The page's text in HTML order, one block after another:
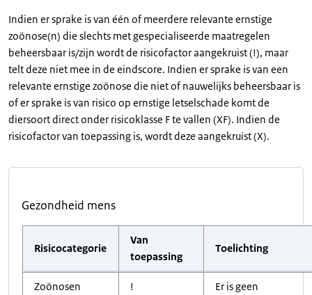
Indien er sprake is van één of meerdere relevante ernstige
zoönose(n) die slechts met gespecialiseerde maatregelen
beheersbaar is/zijn wordt de risicofactor aangekruist (!), maar
telt deze niet mee in de eindscore. Indien er sprake is van een
relevante ernstige zoönose die niet of nauwelijks beheersbaar is
of er sprake is van risico op ernstige letselschade komt de
diersoort direct onder risicoklasse F te vallen (XF). Indien de
risicofactor van toepassing is, wordt deze aangekruist (X).
Gezondheid mens
Risicocategorie
Van
toepassing
Toelichting
Zoönosen
!
Er is geen